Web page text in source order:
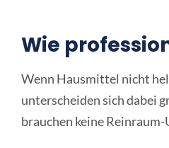
Wie
Wenn Hausmittel nicht
unterscheiden sich dabei
brauchen keine